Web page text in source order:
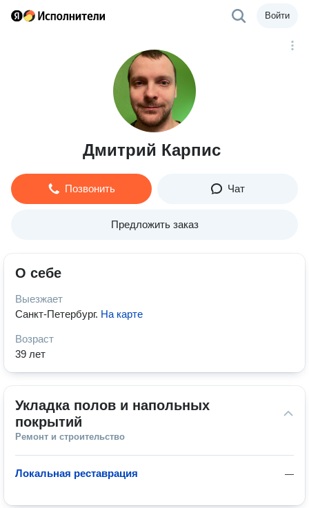
Войти
Дмитрий Карпис
Позвонить Чат
Предложить заказ
О себе
Выезжает
Санкт-Петербург. На карте
Возраст
39 лет
Укладка полов и напольных
покрытий
Ремонт и строительство
—
Локальная реставрация